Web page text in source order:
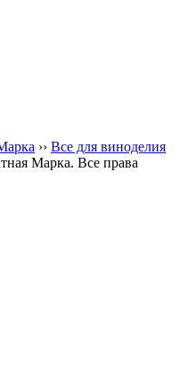
›› Все для виноделия
Марка. Все права